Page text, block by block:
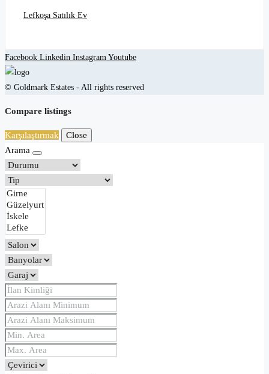
Lefkoşa Satılık Ev
Facebook Linkedin Instagram Youtube
© Goldmark Estates - All rights reserved
Compare listings
Karşılaştırmak
Close
Arama